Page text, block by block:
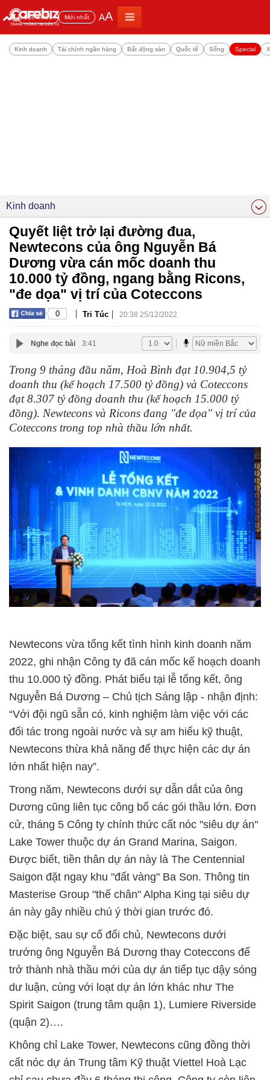
Đọc nhiều Mới nhất AA
Kinh doanh Tài chính ngân hàng Bất động sản Quốc tế Sống Special
Kinh doanh
Quyết liệt trở lại đường đua,
Newtecons của ông Nguyễn Bá
Dương vừa cán mốc doanh thu
10.000 tỷ đồng, ngang bằng Ricons,
"đe dọa" vị trí của Coteccons
0 | Tri Túc | 20:38 25/12/2022
Nghe đọc bài 3:41
Trong 9 tháng đầu năm, Hoà Bình đạt 10.904,5 tỷ
doanh thu (kế hoạch 17.500 tỷ đồng) và Coteccons
đạt 8.307 tỷ đồng doanh thu (kế hoạch 15.000 tỷ
đồng). Newtecons và Ricons đang "đe dọa" vị trí của
Coteccons trong top nhà thầu lớn nhất.
Newtecons vừa tổng kết tình hình kinh doanh năm
2022, ghi nhận Công ty đã cán mốc kế hoạch doanh
thu 10.000 tỷ đồng. Phát biểu tại lễ tổng kết, ông
Nguyễn Bá Dương – Chủ tịch Sáng lập - nhận định:
“Với đội ngũ sẵn có, kinh nghiệm làm việc với các
đối tác trong ngoài nước và sự am hiểu kỹ thuật,
Newtecons thừa khả năng để thực hiện các dự án
lớn nhất hiện nay”.
Trong năm, Newtecons dưới sự dẫn dắt của ông
Dương cũng liên tục công bố các gói thầu lớn. Đơn
cử, tháng 5 Công ty chính thức cất nóc "siêu dự án"
Lake Tower thuộc dự án Grand Marina, Saigon.
Được biết, tiền thân dự án này là The Centennial
Saigon đặt ngay khu "đất vàng" Ba Son. Thông tin
Masterise Group "thế chân" Alpha King tại siêu dự
án này gây nhiều chú ý thời gian trước đó.
Đặc biệt, sau sự cố đổi chủ, Newtecons dưới
trướng ông Nguyễn Bá Dương thay Coteccons để
trở thành nhà thầu mới của dự án tiếp tục dậy sóng
dư luận, cùng với loạt dự án lớn khác như The
Spirit Saigon (trung tâm quận 1), Lumiere Riverside
(quận 2)….
Không chỉ Lake Tower, Newtecons cũng đồng thời
cất nóc dự án Trung tâm Kỹ thuật Viettel Hoà Lạc